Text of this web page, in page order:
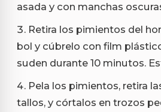
asada y con manchas
Retira los pimientos del
bol y cúbrelo con film
suden durante 10 minutos.
Pela los pimientos, retira
tallos, y córtalos en trozos